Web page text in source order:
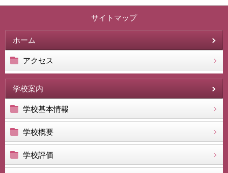
サイトマップ
ホーム
アクセス
学校案内
学校基本情報
学校概要
学校評価